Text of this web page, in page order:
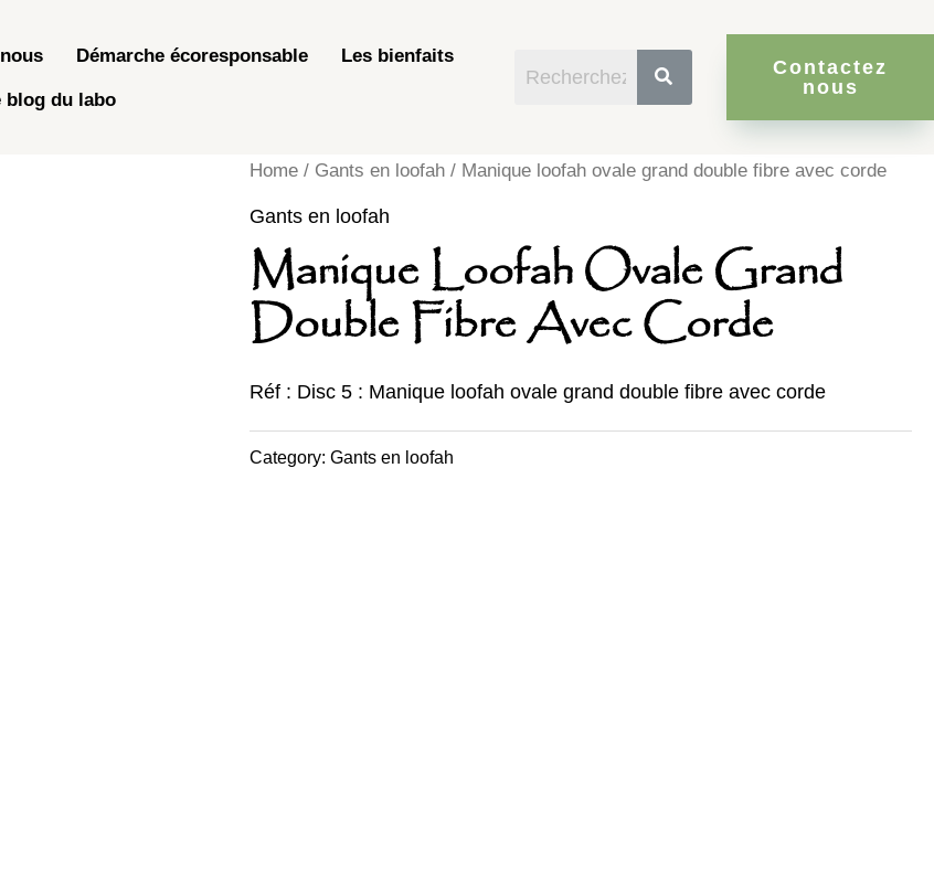
Démarche écoresponsable Les bienfaits
blog du labo
Contactez
nous
Home / Gants en loofah / Manique loofah ovale grand double fibre avec corde
Gants en loofah
Manique Loofah Ovale Grand
Double Fibre Avec Corde
Réf : Disc 5 : Manique loofah ovale grand double fibre avec corde
Category:Gants en loofah